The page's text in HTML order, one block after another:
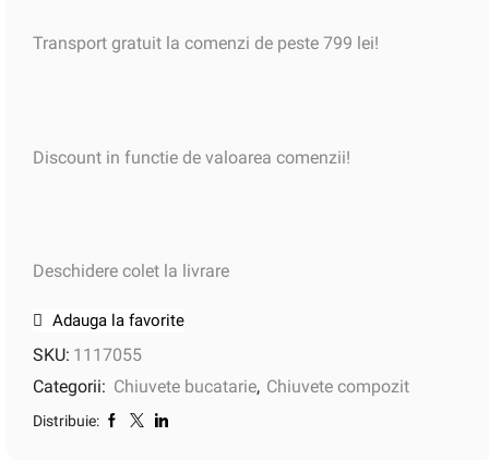
Transport gratuit la comenzi de peste 799 lei!
Discount in functie de valoarea comenzii!
Deschidere colet la livrare
Adauga la favorite
SKU: 1117055
Categorii: Chiuvete bucatarie, Chiuvete compozit
Distribuie: